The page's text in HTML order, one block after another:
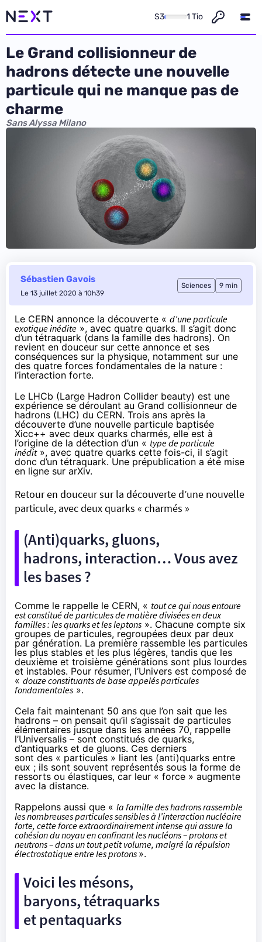
S3 1 Tio
Le Grand collisionneur de
hadrons détecte une nouvelle
particule qui ne manque pas de
charme
Sans Alyssa Milano
Sébastien Gavois
Le 13 juillet 2020 à 10h39
Sciences 9 min
Le CERN annonce la découverte « d’une particule
exotique inédite », avec quatre quarks. Il s’agit donc
d’un tétraquark (dans la famille des hadrons). On
revient en douceur sur cette annonce et ses
conséquences sur la physique, notamment sur une
des quatre forces fondamentales de la nature :
l’interaction forte.
Le LHCb (Large Hadron Collider beauty) est une
expérience se déroulant au Grand collisionneur de
hadrons (LHC) du CERN. Trois ans après la
découverte d’une nouvelle particule baptisée
Xicc++ avec deux quarks charmés, elle est à
l’origine de la détection d’un « type de particule
inédit», avec quatre quarks cette fois-ci, il s’agit
donc d’un tétraquark. Une prépublication a été mise
en ligne sur arXiv.
Retour en douceur sur la découverte d’une nouvelle
particule, avec deux quarks « charmés »
(Anti)quarks, gluons,
hadrons, interaction… Vous avez
les bases ?
Comme le rappelle le CERN, « tout ce qui nous entoure
est constitué de particules de matière divisées en deux
familles : les quarks et les leptons ». Chacune compte six
groupes de particules, regroupées deux par deux
par génération. La première rassemble les particules
les plus stables et les plus légères, tandis que les
deuxième et troisième générations sont plus lourdes
et instables. Pour résumer, l’Univers est composé de
« douze constituants de base appelés particules
fondamentales ».
Cela fait maintenant 50 ans que l’on sait que les
hadrons – on pensait qu’il s’agissait de particules
élémentaires jusque dans les années 70, rappelle
l’Universalis – sont constitués de quarks,
d’antiquarks et de gluons. Ces derniers
sont des « particules » liant les (anti)quarks entre
eux ; ils sont souvent représentés sous la forme de
ressorts ou élastiques, car leur « force » augmente
avec la distance.
Rappelons aussi que « la famille des hadrons rassemble
les nombreuses particules sensibles à l’interaction nucléaire
forte, cette force extraordinairement intense qui assure la
cohésion du noyau en confinant les nucléons – protons et
neutrons – dans un tout petit volume, malgré la répulsion
électrostatique entre les protons ».
Voici les mésons,
baryons, tétraquarks
et pentaquarks